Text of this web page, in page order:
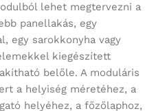
lehet megtervezni a
panellakás, egy
egy sarokkonyha vagy
kiegészített
belőle. A moduláris
a helyiség méretéhez, a
helyéhez, a főzőlaphoz,